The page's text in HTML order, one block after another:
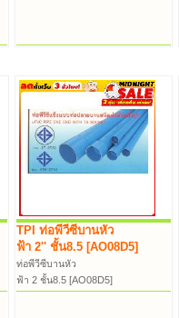
TPI ท่อพีวีซีบานหัว
ฟ้า 2'' ชั้น8.5 [AO08D5]
ท่อพีวีซีบานหัว
ฟ้า 2 ชั้น8.5 [AO08D5]